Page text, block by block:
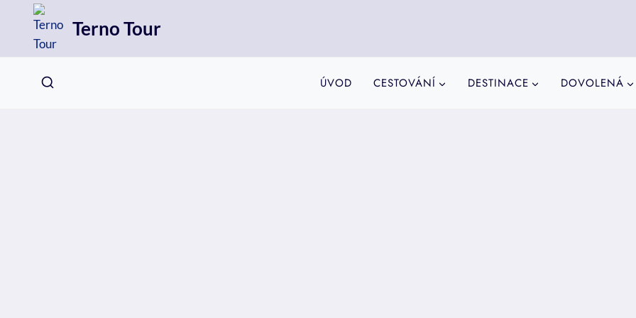
Přeskočit
Terno Tour
ÚVOD CESTOVÁNÍ DESTINACE DOVOLENÁ